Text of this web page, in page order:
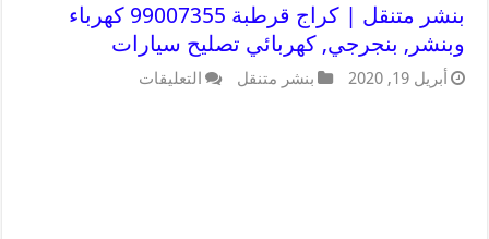
بنشر متنقل | كراج قرطبة 99007355 كهرباء
وبنشر, بنجرجي, كهربائي تصليح سيارات
أبريل 19, 2020 بنشر متنقل التعليقات